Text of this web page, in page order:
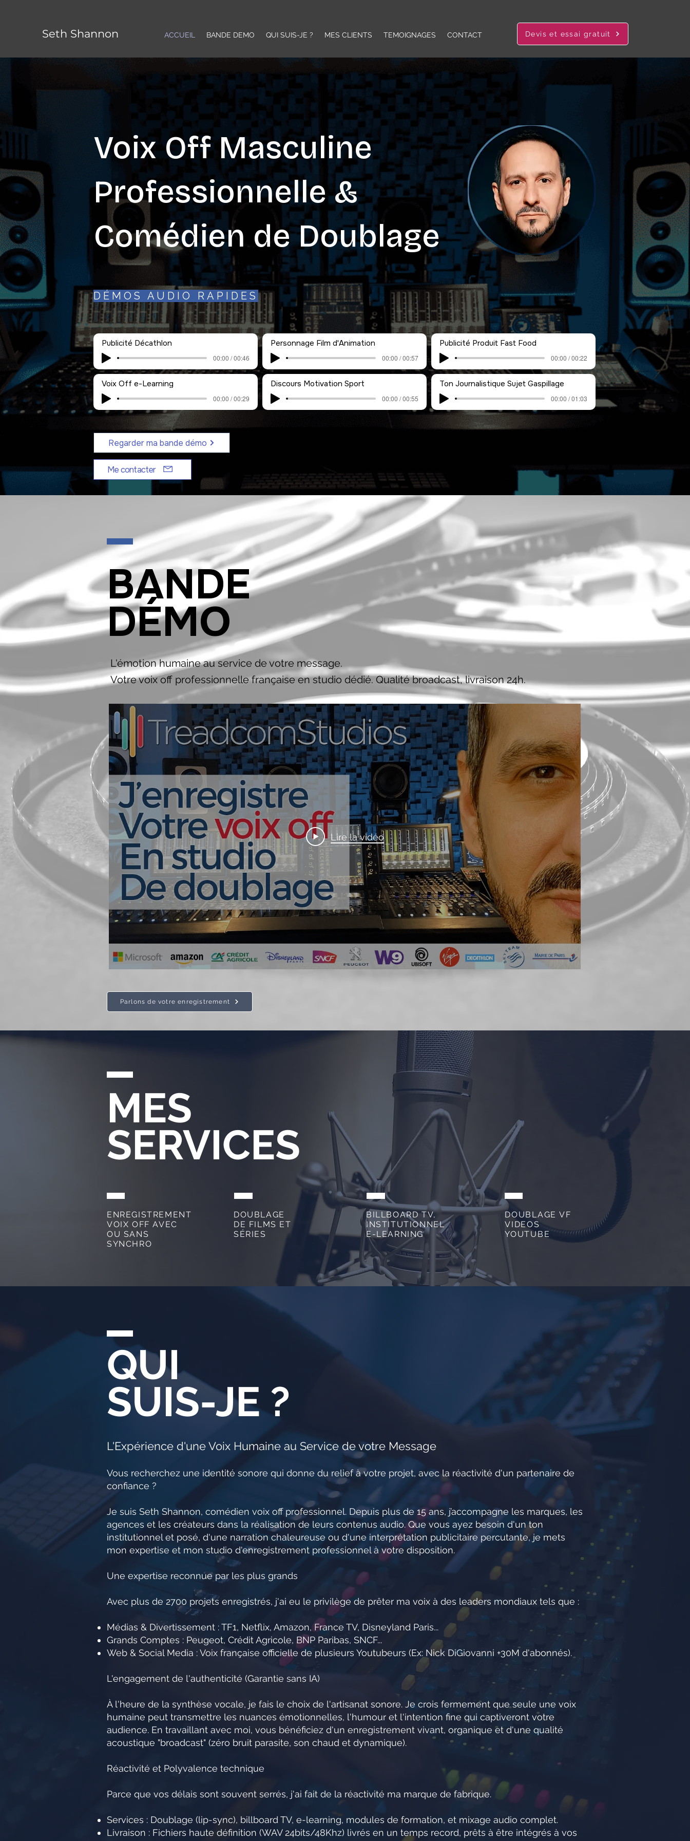
Seth Shannon ACCUEIL BANDE DEMO QUI SUIS-JE ? MES CLIENTS TEMOIGNAGES CONTACT Devis et essai gratuit
Voix Off Masculine
Professionnelle &
Comédien de Doublage
DÉMOS AUDIO RAPIDES
Publicité Décathlon
00:00 / 00:46
Personnage Film d'Animation
00:00 / 00:57
Publicité Produit Fast Food
00:00 / 00:22
Voix Off e-Learning
00:00 / 00:29
Discours Motivation Sport
00:00 / 00:55
Ton Journalistique Sujet Gaspillage
00:00 / 01:03
Regarder ma bande démo
Me contacter
BANDE
DÉMO
L'émotion humaine au service de votre message.
Votre voix off professionnelle française en studio dédié. Qualité broadcast, livraison 24h.
Lire la vidéo
Parlons de votre enregistrement
MES
SERVICES
ENREGISTREMENT
VOIX OFF AVEC
OU SANS
SYNCHRO
DOUBLAGE
DE FILMS ET
SÉRIES
BILLBOARD TV,
INSTITUTIONNEL
E-LEARNING
DOUBLAGE VF
VIDEOS
YOUTUBE
QUI
SUIS-JE ?
L'Expérience d'une Voix Humaine au Service de votre Message
Vous recherchez une identité sonore qui donne du relief à votre projet, avec la réactivité d'un partenaire de
confiance ?
Je suis Seth Shannon, comédien voix off professionnel. Depuis plus de 15 ans, j’accompagne les marques, les
agences et les créateurs dans la réalisation de leurs contenus audio. Que vous ayez besoin d'un ton
institutionnel et posé, d'une narration chaleureuse ou d'une interprétation publicitaire percutante, je mets
mon expertise et mon studio d'enregistrement professionnel à votre disposition.
Une expertise reconnue par les plus grands
Avec plus de 2700 projets enregistrés, j'ai eu le privilège de prêter ma voix à des leaders mondiaux tels que :
Médias & Divertissement : TF1, Netflix, Amazon, France TV, Disneyland Paris...
Grands Comptes : Peugeot, Crédit Agricole, BNP Paribas, SNCF...
Web & Social Media : Voix française officielle de plusieurs Youtubeurs (Ex: Nick DiGiovanni +30M d'abonnés).
L'engagement de l'authenticité (Garantie sans IA)
À l'heure de la synthèse vocale, je fais le choix de l'artisanat sonore. Je crois fermement que seule une voix
humaine peut transmettre les nuances émotionnelles, l'humour et l'intention fine qui captiveront votre
audience. En travaillant avec moi, vous bénéficiez d'un enregistrement vivant, organique et d'une qualité
acoustique "broadcast" (zéro bruit parasite, son chaud et dynamique).
Réactivité et Polyvalence technique
Parce que vos délais sont souvent serrés, j'ai fait de la réactivité ma marque de fabrique.
Services : Doublage (lip-sync), billboard TV, e-learning, modules de formation, et mixage audio complet.
Livraison : Fichiers haute définition (WAV 24bits/48Khz) livrés en un temps record, prêts à être intégrés à vos